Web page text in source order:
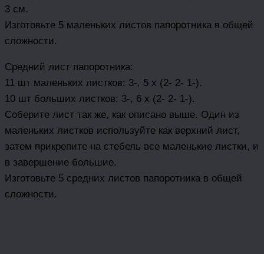
3 см.
Изготовьте 5 маленьких листов папоротника в общей
сложности.
Средний лист папоротника:
11 шт маленьких листков: 3-, 5 х (2- 2- 1-).
10 шт больших листков: 3-, 6 х (2- 2- 1-).
Соберите лист так же, как описано выше. Один из
маленьких листков используйте как верхний лист,
затем прикрепите на стебель все маленькие листки, и
в завершение большие.
Изготовьте 5 средних листов папоротника в общей
сложности.